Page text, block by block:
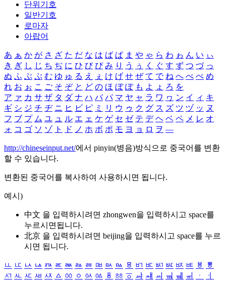
단위기호
일반기호
로마자
아랍어
あ ぁ か が さ ざ た だ な は ば ぱ ま や ゃ ら わ ゎ ん い ぃ
き ぎ し じ ち ぢ に ひ び ぴ み り う ぅ く ぐ す ず つ づ っ
ぬ ふ ぶ ぷ む ゆ ゅ る え ぇ け げ せ ぜ て で ね へ べ ぺ め
れ お ぉ こ ご そ ぞ と ど の ほ ぼ ぽ も よ ょ ろ を
ア ァ カ サ ザ タ ダ ナ ハ バ パ マ ヤ ャ ラ ワ ヮ ン イ ィ キ
ギ シ ジ チ ヂ ニ ヒ ビ ピ ミ リ ウ ゥ ク グ ス ズ ツ ヅ ッ ヌ
フ ブ プ ム ユ ュ ル エ ェ ケ ゲ セ ゼ テ デ ヘ ベ ペ メ レ オ
ォ コ ゴ ソ ゾ ト ド ノ ホ ボ ポ モ ヨ ョ ロ ヲ ―
http://chineseinput.net/에서 pinyin(병음)방식으로 중국어를 변환
할 수 있습니다.
변환된 중국어를 복사하여 사용하시면 됩니다.
예시)
中文 을 입력하시려면 zhongwen을 입력하시고 space를
누르시면됩니다.
北京 을 입력하시려면 beijing을 입력하시고 space를 누르
시면 됩니다.
ㅥ ㅦ ㅧ ㅨ ㅩ ㅪ ㅫ ㅬ ㅭ ㅮ ㅯ ㅰ ㅱ ㅲ ㅳ ㅴ ㅵ ㅶ ㅷ ㅸ
ㅹ
ㅺ ㅻ ㅼ ㅽ ㅾ ㅿ ㆀ ㆁ ㆂ ㆃ ㆄ ㆅ ㆆ ㆇ ㆈ ㆉ ㆊ ㆋ ㆌ ㆍ
ㆎ